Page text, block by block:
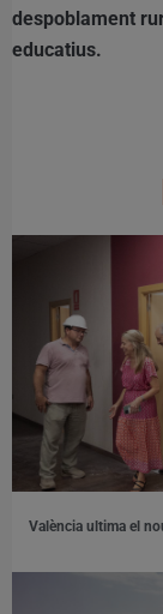
despoblament
educatius.
València ultima el